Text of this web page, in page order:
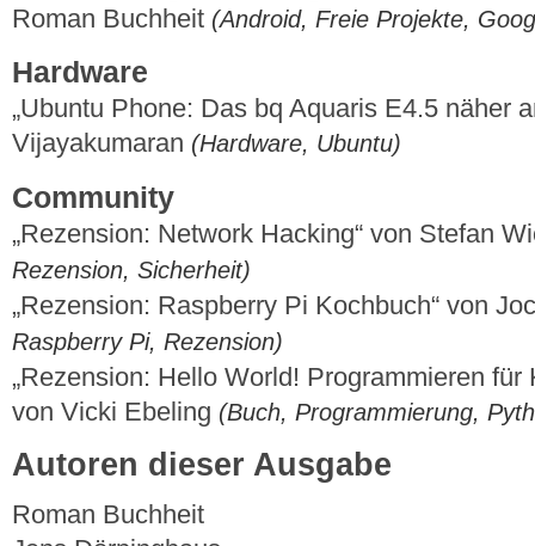
Roman Buchheit (Android, Freie Projekte,
Hardware
„Ubuntu Phone: Das bq Aquaris E4.5 näher
Vijayakumaran (Hardware, Ubuntu)
Community
„Rezension: Network Hacking“ von Stefan
Rezension, Sicherheit)
„Rezension: Raspberry Pi Kochbuch“ von
Raspberry Pi, Rezension)
„Rezension: Hello World! Programmieren für
von Vicki Ebeling (Buch, Programmierung,
Autoren dieser Ausgabe
Roman Buchheit